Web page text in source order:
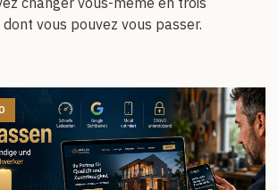
vous pouvez vous passer.